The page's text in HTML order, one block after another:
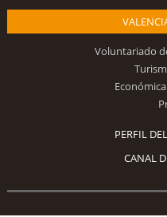
Voluntariado
PERFIL
CANAL